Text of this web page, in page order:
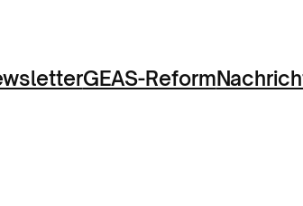
GEAS-Reform